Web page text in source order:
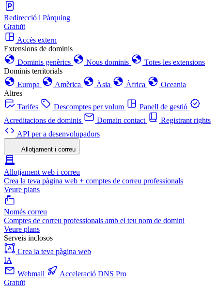
Redirecció i Pàrquing
Gratuït
Accés extern
Extensions de dominis
Dominis genèrics
Nous dominis
Totes les extensions
Dominis territorials
Europa
Amèrica Àsia Àfrica
Oceania
Altres
Tarifes
Descomptes per volum
Panell de gestió
Acreditacions de dominis
Domain contact
Registrant rights
API per a desenvolupadors
Allotjament i correu
Allotjament web i correu
Crea la teva pàgina web + comptes de correu professionals
Veure plans
Només correu
Comptes de correu professionals amb el teu nom de domini
Veure plans
Serveis inclosos
Crea la teva pàgina web
IA
Webmail
Acceleració DNS Pro
Gratuït